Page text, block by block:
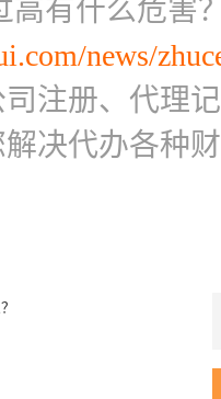
高有什么危害
news/
注册、代理
决代办各种